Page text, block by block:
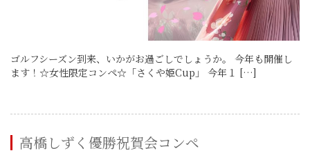
ゴルフシーズン到来、いかがお過ごしでしょうか。 今年も開催し
ます！☆女性限定コンペ☆「さくや姫Cup」 今年１ […]
高橋しずく優勝祝賀会コンペ